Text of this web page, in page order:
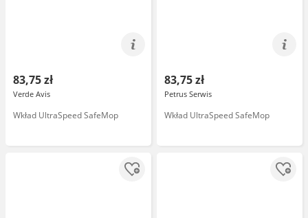
83,75 zł
Verde Avis
Wkład UltraSpeed SafeMop
83,75 zł
Petrus Serwis
Wkład UltraSpeed SafeMop